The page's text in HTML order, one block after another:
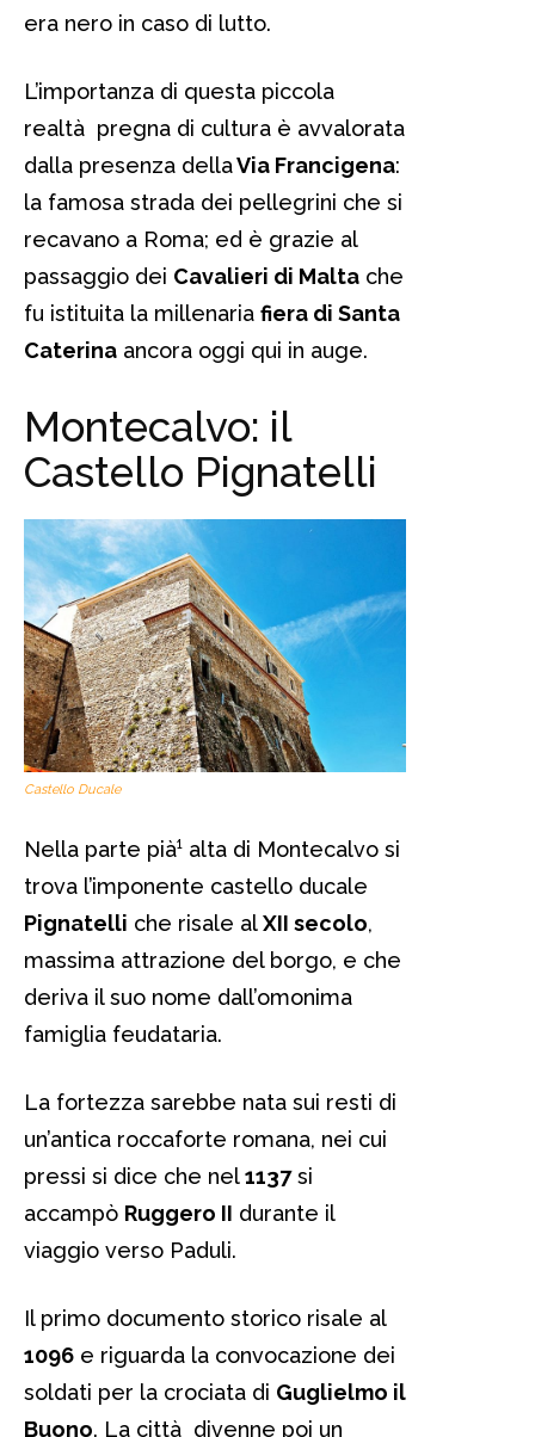
era nero in caso di lutto.
L’importanza di questa piccola
realtà pregna di cultura è avvalorata
dalla presenza dellaVia Francigena:
la famosa strada dei pellegrini che si
recavano a Roma; ed è grazie al
passaggio dei Cavalieri di Malta che
fu istituita la millenaria fiera di Santa
Caterina ancora oggi qui in auge.
Montecalvo: il
Castello Pignatelli
Castello Ducale
Nella parte pià¹ alta di Montecalvo si
trova l’imponente castello ducale
Pignatelli che risale alXII secolo,
massima attrazione del borgo, e che
deriva il suo nome dall’omonima
famiglia feudataria.
La fortezza sarebbe nata sui resti di
un’antica roccaforte romana, nei cui
pressi si dice che nel1137si
accampò Ruggero II durante il
viaggio verso Paduli.
Il primo documento storico risale al
1096 e riguarda la convocazione dei
soldati per la crociata di Guglielmo il
Buono. La città divenne poi un